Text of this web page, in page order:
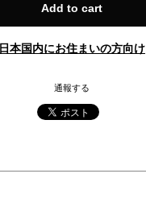
Add to cart
日本国内にお住まいの方向け
通報する